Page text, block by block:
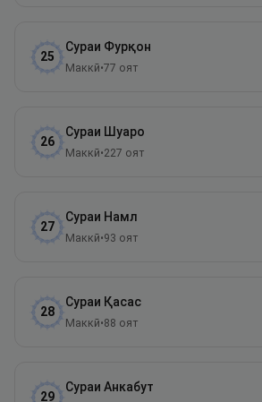
25
Сураи Фурқон
Маккӣ•77 оят
26
Сураи Шуаро
Маккӣ•227 оят
27
Сураи Намл
Маккӣ•93 оят
28
Сураи Қасас
Маккӣ•88 оят
29
Сураи Анкабут